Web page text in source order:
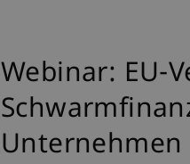
Webinar: EU-
Unternehmen